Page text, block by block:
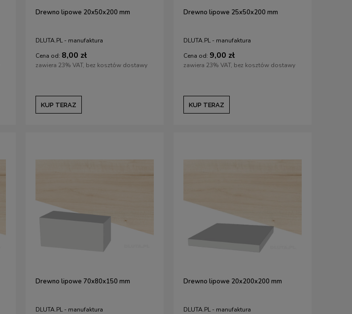
Drewno lipowe 20x50x200 mm
DLUTA.PL - manufaktura
Cena od: 8,00 zł
zawiera 23% VAT, bez kosztów dostawy
KUP TERAZ
Drewno lipowe 25x50x200 mm
DLUTA.PL - manufaktura
Cena od: 9,00 zł
zawiera 23% VAT, bez kosztów dostawy
KUP TERAZ
Drewno lipowe 70x80x150 mm
DLUTA.PL - manufaktura
Drewno lipowe 20x200x200 mm
DLUTA.PL - manufaktura